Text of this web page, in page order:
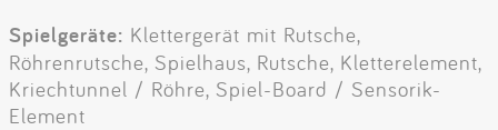
Spielgeräte: Klettergerät mit Rutsche,
Röhrenrutsche, Spielhaus, Rutsche, Kletterelement,
Kriechtunnel / Röhre, Spiel-Board / Sensorik-
Element